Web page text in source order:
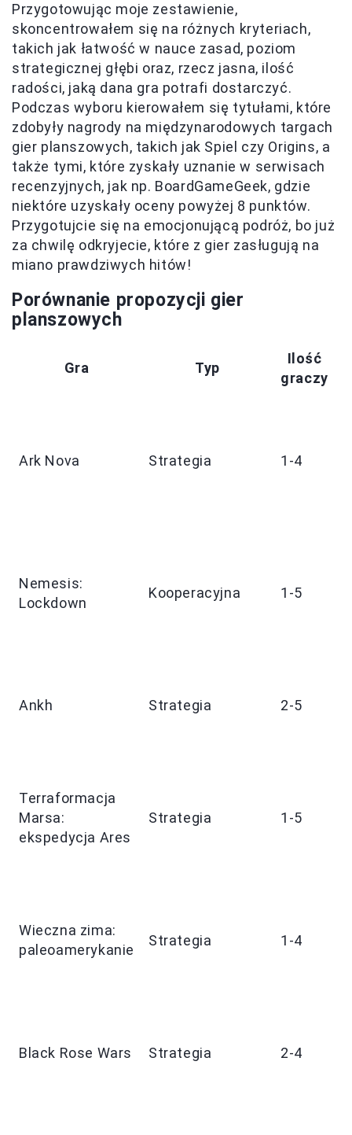
Przygotowując moje zestawienie,
skoncentrowałem się na różnych kryteriach,
takich jak łatwość w nauce zasad, poziom
strategicznej głębi oraz, rzecz jasna, ilość
radości, jaką dana gra potrafi dostarczyć.
Podczas wyboru kierowałem się tytułami, które
zdobyły nagrody na międzynarodowych targach
gier planszowych, takich jak Spiel czy Origins, a
także tymi, które zyskały uznanie w serwisach
recenzyjnych, jak np. BoardGameGeek, gdzie
niektóre uzyskały oceny powyżej 8 punktów.
Przygotujcie się na emocjonującą podróż, bo już
za chwilę odkryjecie, które z gier zasługują na
miano prawdziwych hitów!
Porównanie propozycji gier
planszowych
Gra Typ
Ilość
graczy
Ark Nova Strategia 1-4
Nemesis:
Lockdown
Kooperacyjna 1-5
Ankh Strategia 2-5
Terraformacja
Marsa:
ekspedycja Ares
Strategia 1-5
Wieczna zima:
paleoamerykanie
Strategia 1-4
Black Rose Wars Strategia 2-4